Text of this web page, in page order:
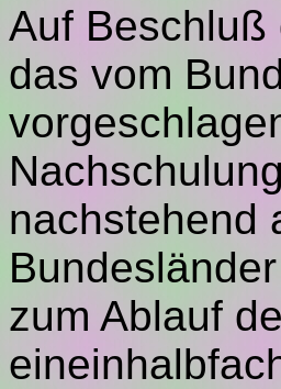
Auf Beschluß
das vom
nachstehend
zum Ablauf